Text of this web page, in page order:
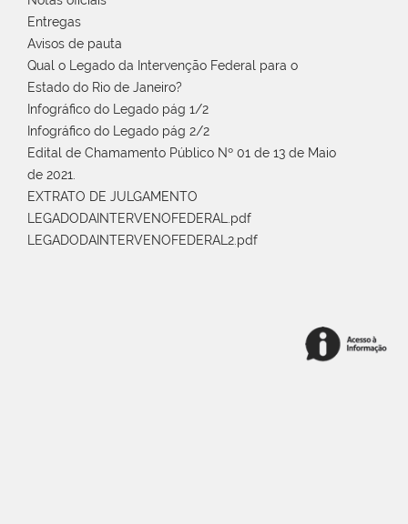
Entregas
Avisos de pauta
Qual o Legado da Intervenção Federal para o
Estado do Rio de Janeiro?
Infográfico do Legado pág 1/2
Infográfico do Legado pág 2/2
Edital de Chamamento Público Nº 01 de 13 de Maio
de 2021.
EXTRATO DE JULGAMENTO
LEGADODAINTERVENOFEDERAL.pdf
LEGADODAINTERVENOFEDERAL2.pdf